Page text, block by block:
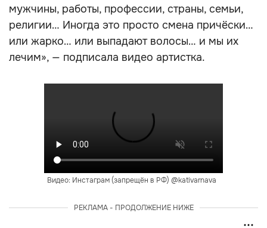
мужчины, работы, профессии, страны, семьи,
религии… Иногда это просто смена причёски…
или жарко… или выпадают волосы… и мы их
лечим», — подписала видео артистка.
Видео: Инстаграм (запрещён в РФ) @kativarnava
РЕКЛАМА - ПРОДОЛЖЕНИЕ НИЖЕ